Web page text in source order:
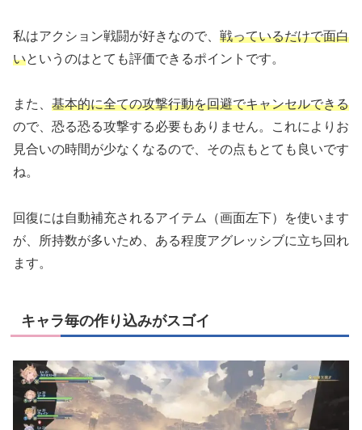
私はアクション戦闘が好きなので、 戦っているだけで面白
いというのはとても評価できるポイントです。
また、 基本的に全ての攻撃行動を回避でキャンセルできる
ので、恐る恐る攻撃する必要もありません。これによりお
見合いの時間が少なくなるので、その点もとても良いです
ね。
回復には自動補充されるアイテム（画面左下）を使います
が、所持数が多いため、ある程度アグレッシブに立ち回れ
ます。
キャラ毎の作り込みがスゴイ